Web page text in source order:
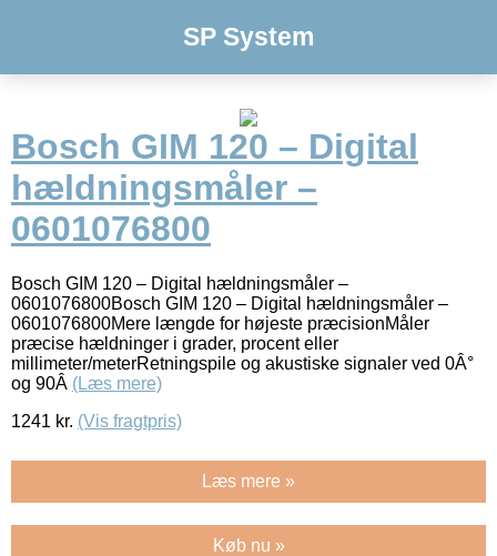
SP System
Bosch GIM 120 – Digital
hældningsmåler –
0601076800
Bosch GIM 120 – Digital hældningsmåler –
0601076800Bosch GIM 120 – Digital hældningsmåler –
0601076800Mere længde for højeste præcisionMåler
præcise hældninger i grader, procent eller
millimeter/meterRetningspile og akustiske signaler ved 0Â°
og 90Â (Læs mere)
1241 kr. (Vis fragtpris)
Læs mere »
Køb nu »